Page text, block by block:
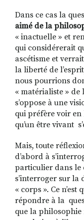
Dans ce cas la
aimé de la
« inactuelle » et
qui considérerait
ascétisme et
la liberté de
nous pourrions
« matérialiste »
s’oppose à une
qui préfère voir en
qu’un être vivant
Mais, toute
d’abord à
particulier dans le
s’interroger sur la
« corps ». Ce
répondre à la
que la